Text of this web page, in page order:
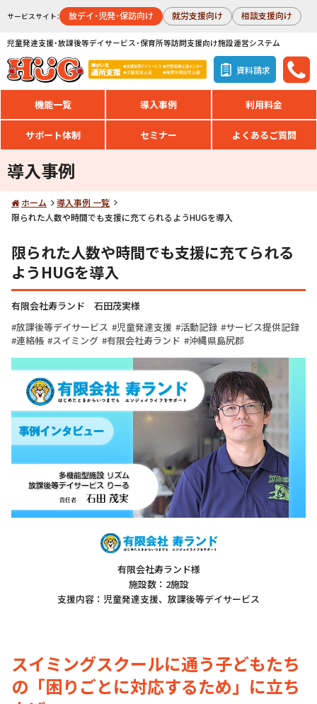
サービスサイト： 放デイ・児発・保訪向け 就労支援向け 相談支援向け
児童発達支援・放課後等デイサービス・保育所等訪問支援向け施設運営システム
資料請求
機能一覧 導入事例 利用料金
サポート体制 セミナー よくあるご質問
導入事例
ホーム
導入事例 一覧
限られた人数や時間でも支援に充てられるようHUGを導入
限られた人数や時間でも支援に充てられる
ようHUGを導入
有限会社寿ランド 石田茂実様
放課後等デイサービス
児童発達支援 活動記録
サービス提供記録
連絡帳
スイミング 有限会社寿ランド 沖縄県島尻郡
有限会社寿ランド様
施設数：2施設
支援内容：児童発達支援、放課後等デイサービス
スイミングスクールに通う子どもたち
の「困りごとに対応するため」に立ち